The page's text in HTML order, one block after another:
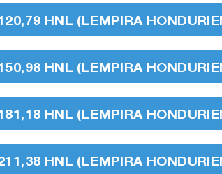
HNL (LEMPIRA
HNL (LEMPIRA
HNL (LEMPIRA
HNL (LEMPIRA